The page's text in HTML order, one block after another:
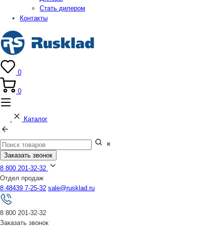
Стать дилером
Контакты
0
0
Каталог
Заказать звонок
8 800 201-32-32
Отдел продаж
8 48439 7-25-32 sale@rusklad.ru
8 800 201-32-32
Заказать звонок